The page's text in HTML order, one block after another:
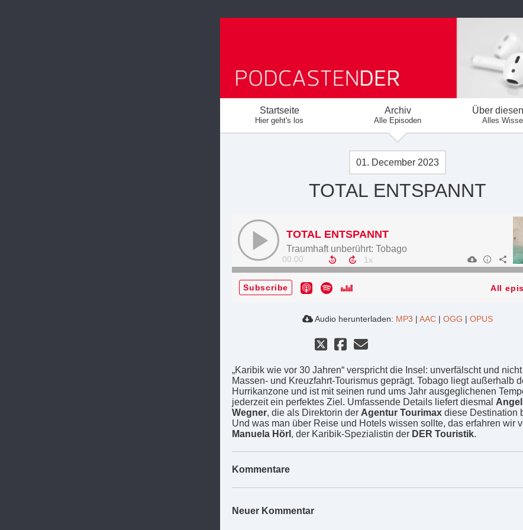
Startseite
Hier geht's los
Archiv
Alle Episoden
Über
Alles
01. December 2023
TOTAL ENTSPANNT
TOTAL ENTSPANNT
Traumhaft unberührt: Tobago
00:00
Subscribe All
Audio herunterladen: MP3 | AAC | OGG | OPUS
„Karibik wie vor 30 Jahren“ verspricht die Insel: unverfälscht und
Massen- und Kreuzfahrt-Tourismus geprägt. Tobago liegt außerhalb
Hurrikanzone und ist mit seinen rund ums Jahr ausgeglichenen
jederzeit ein perfektes Ziel. Umfassende Details liefert diesmal
Wegner, die als Direktorin der Agentur Tourimax diese Destination
Und was man über Reise und Hotels wissen sollte, das erfahren wir
Manuela Hörl , der Karibik-Spezialistin der DER Touristik.
Kommentare
Neuer Kommentar